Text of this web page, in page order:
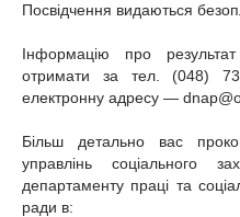
Посвідчення видаються
Інформацію про
отримати за тел. (048)
електронну адресу —
Більш детально вас
управлінь соціального
департаменту праці та
ради в: